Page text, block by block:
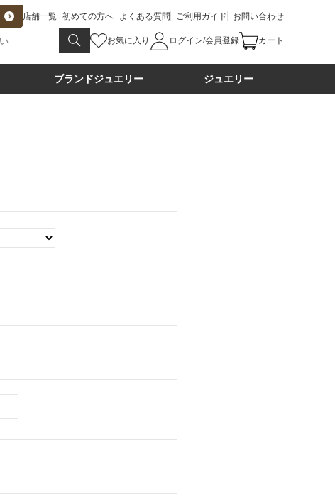
店舗一覧 初めての方へ よくある質問 ご利用ガイド お問い合わせ
お気に入り ログイン/会員登録 カート
ブランドジュエリー ジュエリー